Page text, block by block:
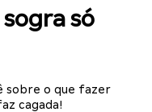
só
sobre o que fazer
cagada!